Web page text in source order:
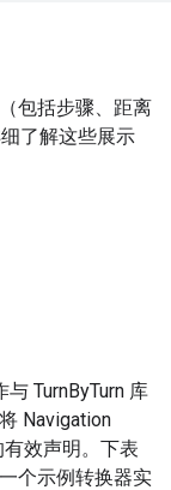
包括步骤、距离
了解这些展示
TurnByTurn 库
Navigation
效声明。下表
个示例转换器实